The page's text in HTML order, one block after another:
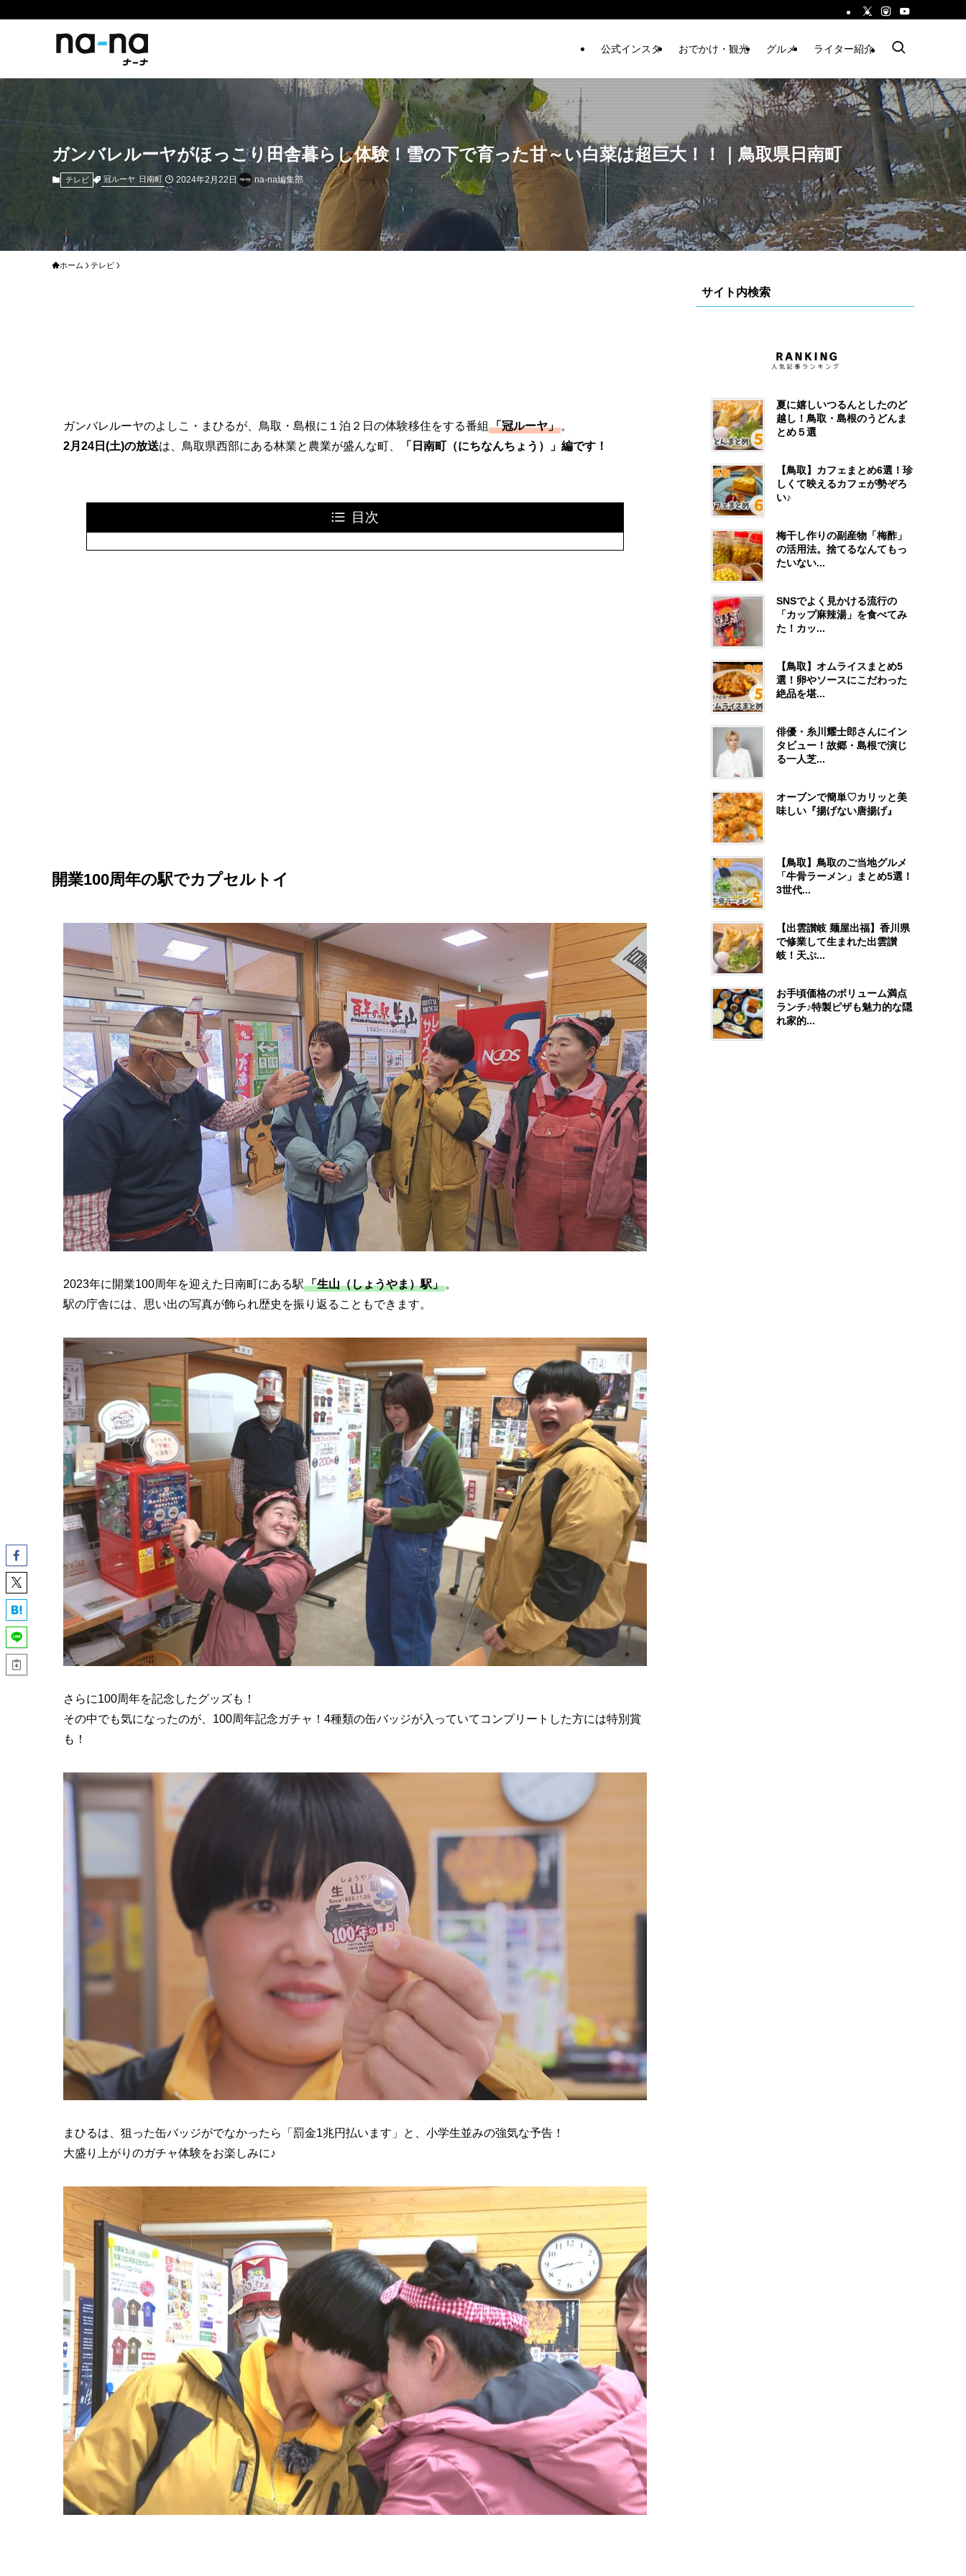
公式インスタ おでかけ・観光 グルメ ライター紹介
ガンバレルーヤがほっこり田舎暮らし体験！雪の下で育った甘～い白菜は超巨大！！｜鳥取県日南町
テレビ 冠ルーヤ 日南町 2024年2月22日 na-na編集部
ホーム テレビ
ガンバレルーヤのよしこ・まひるが、鳥取・島根に１泊２日の体験移住をする番組 「冠ルーヤ」 。
2月24日(土)の放送は、鳥取県西部にある林業と農業が盛んな町、 「日南町（にちなんちょう）」編です！
目次
開業100周年の駅でカプセルトイ
2023年に開業100周年を迎えた日南町にある駅「生山（しょうやま）駅」 。
駅の庁舎には、思い出の写真が飾られ歴史を振り返ることもできます。
さらに100周年を記念したグッズも！
その中でも気になったのが、100周年記念ガチャ！4種類の缶バッジが入っていてコンプリートした方には特別賞
も！
まひるは、狙った缶バッジがでなかったら「罰金1兆円払います」と、小学生並みの強気な予告！
大盛り上がりのガチャ体験をお楽しみに♪
サイト内検索
夏に嬉しいつるんとしたのど
越し！鳥取・島根のうどんま
とめ５選
【鳥取】カフェまとめ6選！珍
しくて映えるカフェが勢ぞろ
い♪
梅干し作りの副産物「梅酢」
の活用法。捨てるなんてもっ
たいない...
SNSでよく見かける流行の
「カップ麻辣湯」を食べてみ
た！カッ...
【鳥取】オムライスまとめ5
選！卵やソースにこだわった
絶品を堪...
俳優・糸川耀士郎さんにイン
タビュー！故郷・島根で演じ
る一人芝...
オーブンで簡単♡カリッと美
味しい『揚げない唐揚げ』
【鳥取】鳥取のご当地グルメ
「牛骨ラーメン」まとめ5選！
3世代...
【出雲讃岐 麺屋出福】香川県
で修業して生まれた出雲讃
岐！天ぷ...
お手頃価格のボリューム満点
ランチ♪特製ピザも魅力的な隠
れ家的...